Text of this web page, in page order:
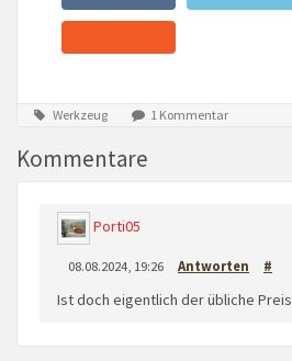
Werkzeug 1 Kommentar
Kommentare
Porti05
08.08.2024, 19:26 Antworten #
Ist doch eigentlich der übliche Preis